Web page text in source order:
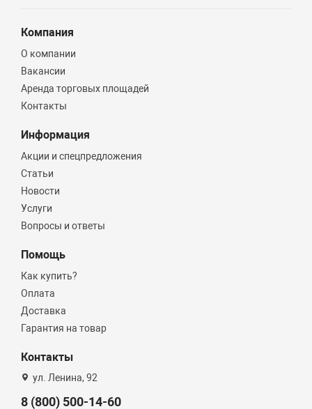
Компания
О компании
Вакансии
Аренда торговых площадей
Контакты
Информация
Акции и спецпредложения
Статьи
Новости
Услуги
Вопросы и ответы
Помощь
Как купить?
Оплата
Доставка
Гарантия на товар
Контакты
ул. Ленина, 92
8 (800) 500-14-60